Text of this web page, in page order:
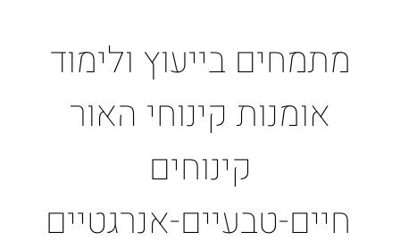
מתמחים בייעוץ ולימוד
אומנות קינוחי האור
קינוחים
חיים-טבעיים-אנרגטיים